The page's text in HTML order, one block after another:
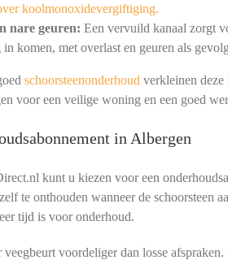
koolmonoxidevergiftiging.
nare geuren: Een vervuild kanaal zorgt
komen, met overlast en geuren als
schoorsteenonderhoud verkleinen deze
voor een veilige woning en een goed
in Albergen
kunt u kiezen voor een
te onthouden wanneer de schoorsteen
tijd is voor onderhoud.
veegbeurt voordeliger dan losse